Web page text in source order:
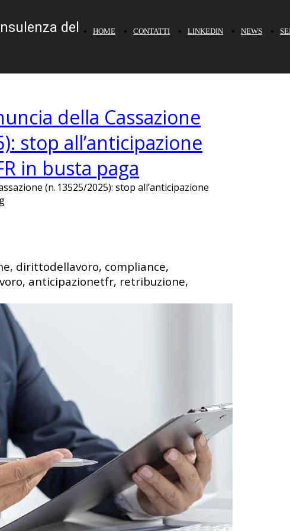
del
HOME CONTATTI LINKEDIN NEWS
della Cassazione
stop all’anticipazione
in busta paga
(n. 13525/2025): stop all’anticipazione
dirittodellavoro, compliance,
anticipazionetfr, retribuzione,